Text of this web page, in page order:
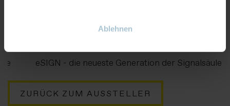
Ablehnen
eSIGN - die neueste Generation der Signalsäulen
ZURÜCK ZUM AUSSTELLER